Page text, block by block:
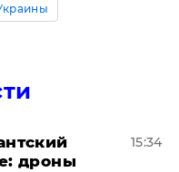
дроны
15:34